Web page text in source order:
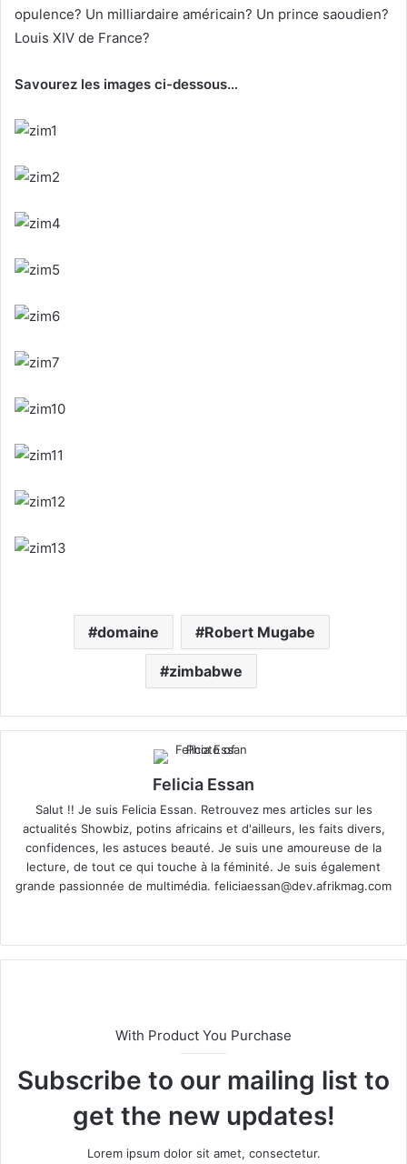
opulence? Un milliardaire américain? Un prince saoudien?
Louis XIV de France?
Savourez les images ci-dessous…
domaine Robert Mugabe
zimbabwe
Felicia Essan
Salut !! Je suis Felicia Essan. Retrouvez mes articles sur les
actualités Showbiz, potins africains et d'ailleurs, les faits divers,
confidences, les astuces beauté. Je suis une amoureuse de la
lecture, de tout ce qui touche à la féminité. Je suis également
grande passionnée de multimédia. feliciaessan@dev.afrikmag.com
te
With Product You Purchase
Subscribe to our mailing list to
get the new updates!
Lorem ipsum dolor sit amet, consectetur.